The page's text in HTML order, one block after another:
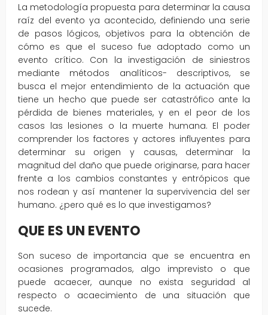
La metodología propuesta para determinar la causa
raíz del evento ya acontecido, definiendo una serie
de pasos lógicos, objetivos para la obtención de
cómo es que el suceso fue adoptado como un
evento crítico. Con la investigación de siniestros
mediante métodos analíticos- descriptivos, se
busca el mejor entendimiento de la actuación que
tiene un hecho que puede ser catastrófico ante la
pérdida de bienes materiales, y en el peor de los
casos las lesiones o la muerte humana. El poder
comprender los factores y actores influyentes para
determinar su origen y causas, determinar la
magnitud del daño que puede originarse, para hacer
frente a los cambios constantes y entrópicos que
nos rodean y así mantener la supervivencia del ser
humano. ¿pero qué es lo que investigamos?
QUE ES UN EVENTO
Son suceso de importancia que se encuentra en
ocasiones programados, algo imprevisto o que
puede acaecer, aunque no exista seguridad al
respecto o acaecimiento de una situación que
sucede.